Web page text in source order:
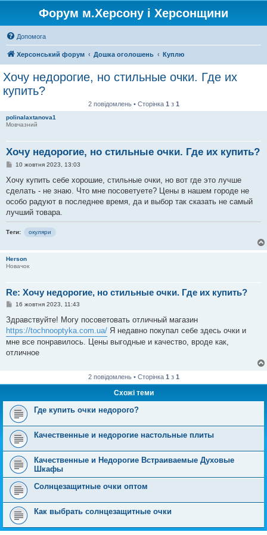
Форум м.Херсону і Херсонщини
Допомога
Херсонський форум Дошка оголошень Куплю
Хочу недорогие, но стильные очки. Где их
купить?
2 повідомлень • Сторінка 1 з 1
polinalaxtanova1
Мовчазний
Хочу недорогие, но стильные очки. Где их купить?
П
в
д
о
л
е
н
10 жовтня 2023, 13:03
Хочу купить себе хорошие, стильные очки, но вот где это лучше
сделать - не знаю. Что мне посоветуете? Цены в нашем городе не
особо радуют в последнее время, да и выбор так сказать не самый
лучший товара.
Теги: окуляри
Herson
Новачок
Re: Хочу недорогие, но стильные очки. Где их купить?
П
в
д
о
м
л
16 жовтня 2023, 11:43
Здравствуйте! Могу посоветовать отличный магазин
https://tochnooptyka.com.ua/ Я недавно покупал себе здесь очки и
мне все понравилось. Цены выгодные и качество, вроде как,
отличное
2 повідомлень • Сторінка 1 з 1
Схожі теми
Где купить очки недорого?
Качественные и недорогие настольные плиты
Качественные и Недорогие Встраиваемые Духовые
Шкафы
Солнцезащитные очки оптом
Как выбрать солнцезащитные очки